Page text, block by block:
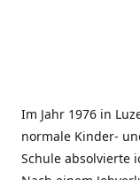
Im Jahr 1976 in
normale Kinder-
Schule absolvierte